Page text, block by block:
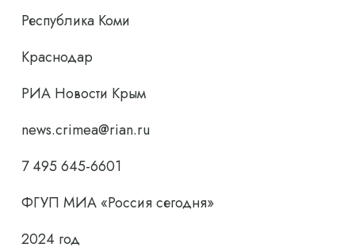
Республика Коми
Краснодар
РИА Новости Крым
news.crimea@rian.ru
7 495 645-6601
ФГУП МИА «Россия сегодня»
2024 год